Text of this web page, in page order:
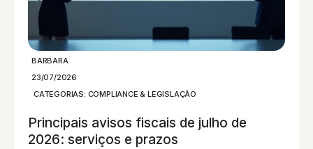
BARBARA
23/07/2026
CATEGORIAS: COMPLIANCE & LEGISLAÇÃO
Principais avisos fiscais de julho de
2026: serviços e prazos